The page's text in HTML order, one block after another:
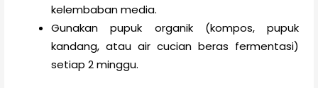
kelembaban media.
Gunakan pupuk organik (kompos, pupuk
kandang, atau air cucian beras fermentasi)
setiap 2 minggu.